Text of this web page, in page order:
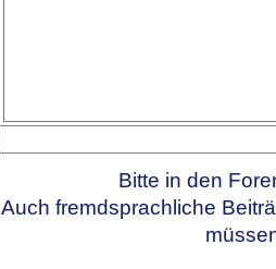
Bitte in den
Auch fremdsprachliche